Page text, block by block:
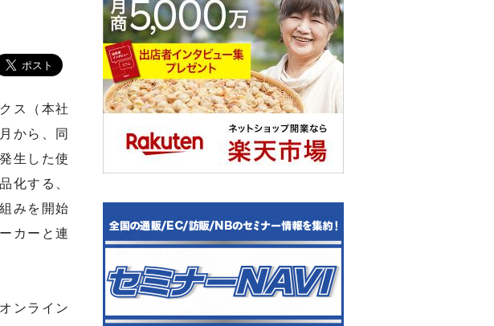
ス（本社
から、同
生した使
化する、
みを開始
カーと連
ンライン